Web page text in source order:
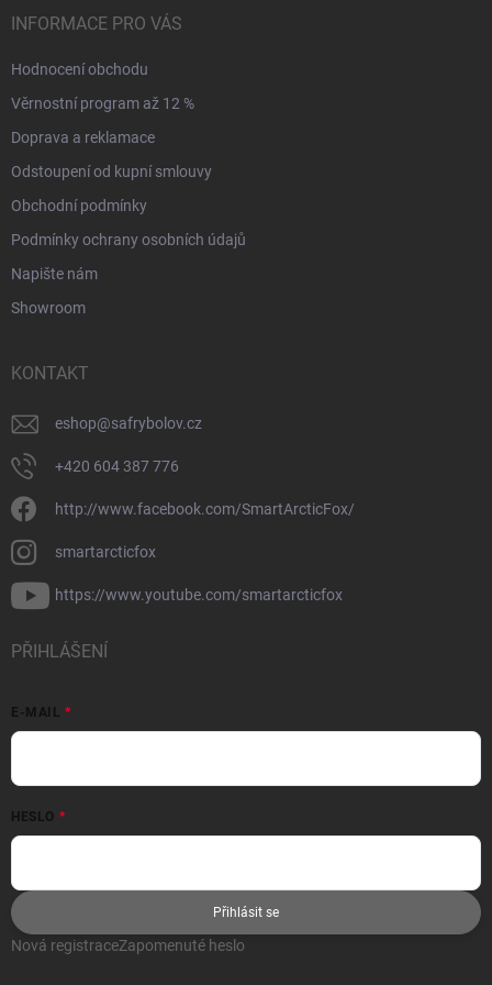
INFORMACE PRO VÁS
Hodnocení obchodu
Věrnostní program až 12 %
Doprava a reklamace
Odstoupení od kupní smlouvy
Obchodní podmínky
Podmínky ochrany osobních údajů
Napište nám
Showroom
KONTAKT
eshop@safrybolov.cz
+420 604 387 776
http://www.facebook.com/SmartArcticFox/
smartarcticfox
https://www.youtube.com/smartarcticfox
PŘIHLÁŠENÍ
E-MAIL
HESLO
Přihlásit se
Nová registraceZapomenuté heslo